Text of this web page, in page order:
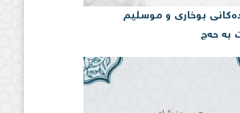
بوخاری و موسلیم
بە حەج